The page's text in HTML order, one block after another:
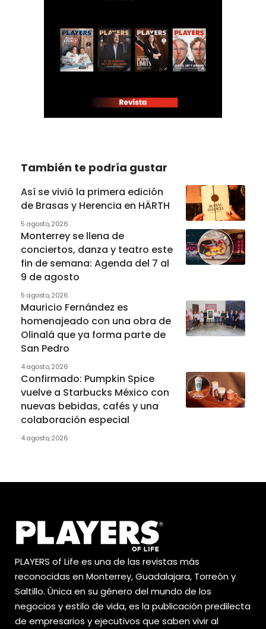
También te podría gustar
Así se vivió la primera edición
de Brasas y Herencia en HÄRTH
5 agosto, 2026
Monterrey se llena de
conciertos, danza y teatro este
fin de semana: Agenda del 7 al
9 de agosto
5 agosto, 2026
Mauricio Fernández es
homenajeado con una obra de
Olinalá que ya forma parte de
San Pedro
4 agosto, 2026
Confirmado: Pumpkin Spice
vuelve a Starbucks México con
nuevas bebidas, cafés y una
colaboración especial
4 agosto, 2026
PLAYERS of Life es una de las revistas más
reconocidas en Monterrey, Guadalajara, Torreón y
Saltillo. Única en su género del mundo de los
negocios y estilo de vida, es la publicación predilecta
de empresarios y ejecutivos que saben vivir al